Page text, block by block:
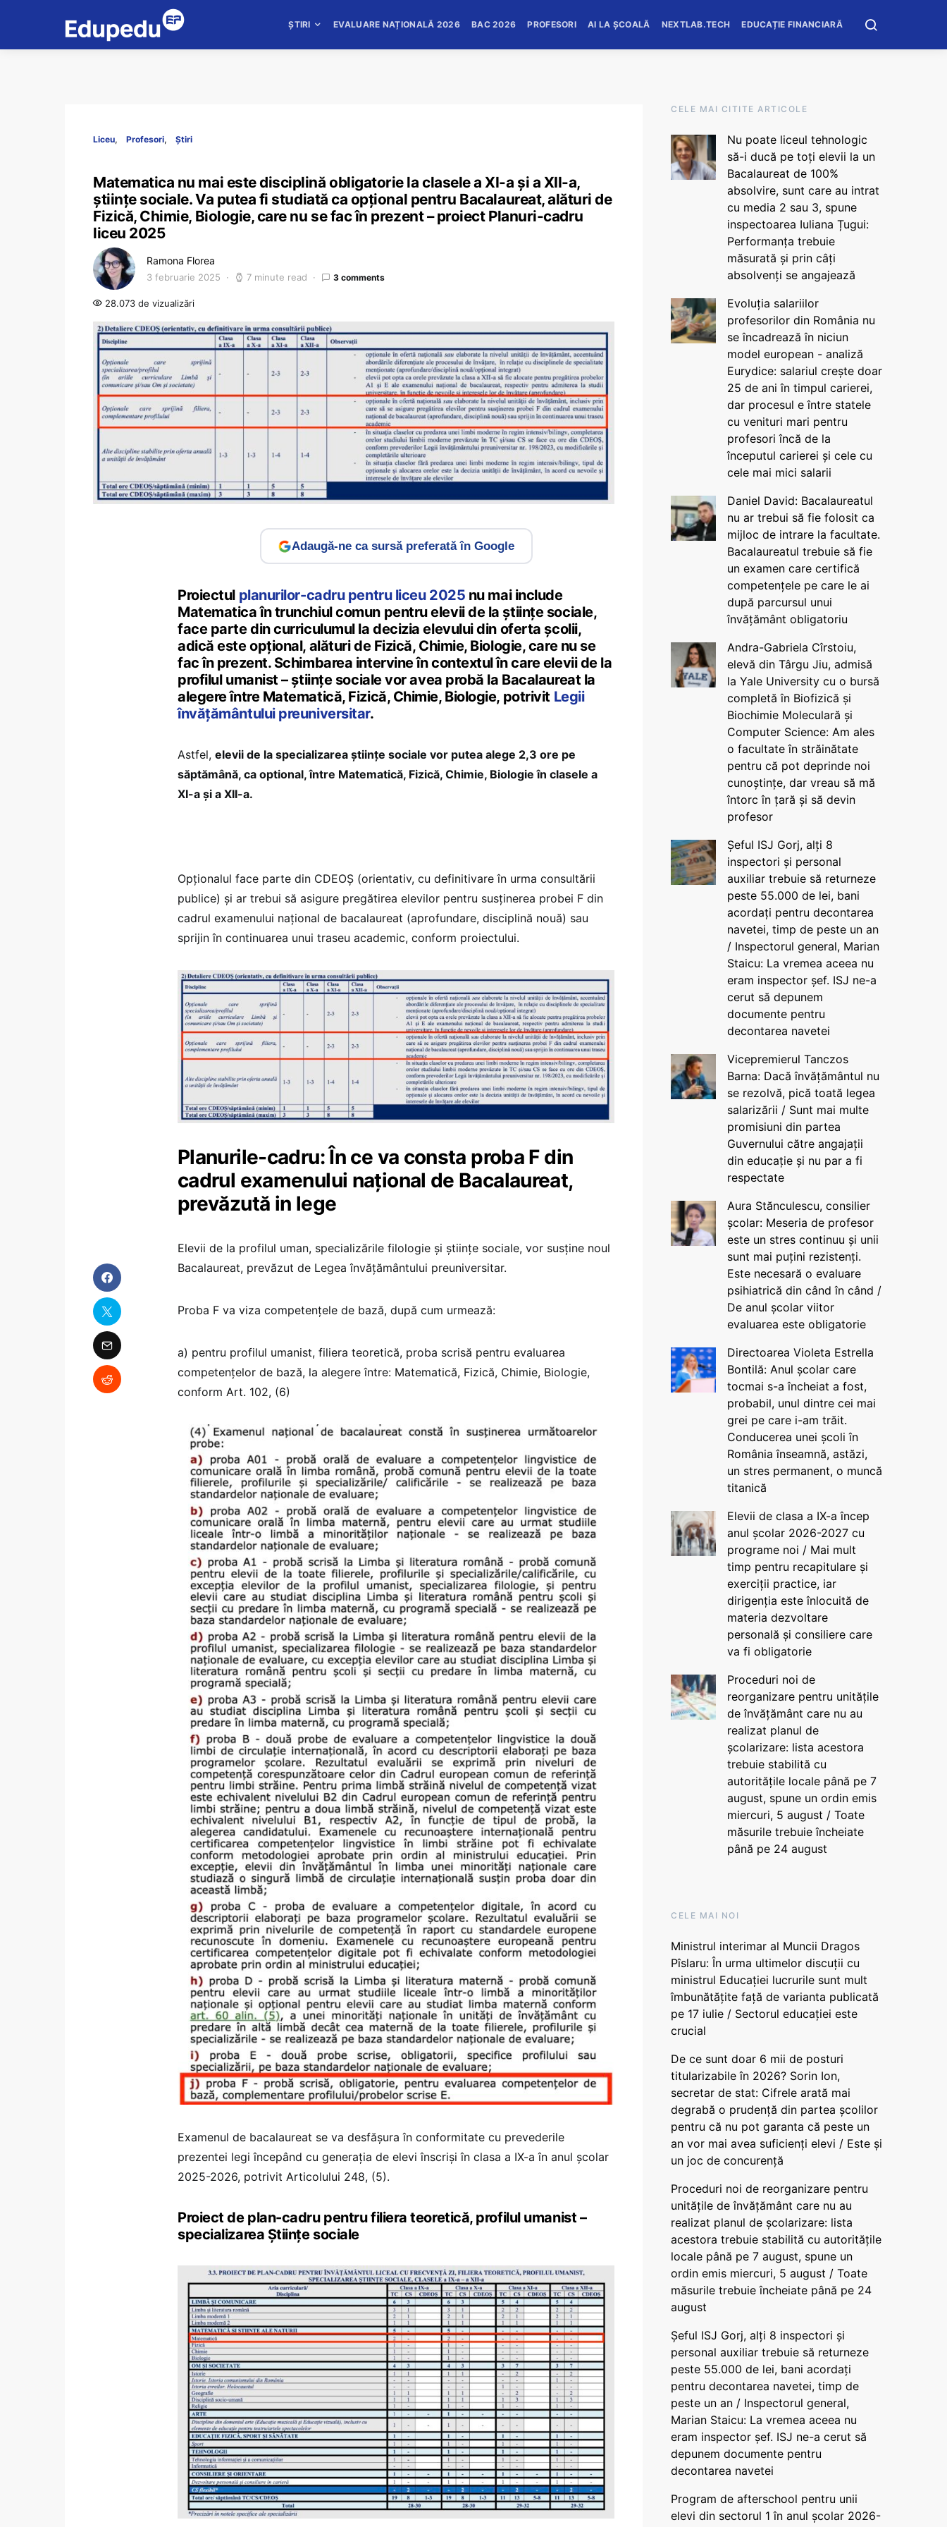
ȘTIRI EVALUARE NAȚIONALĂ 2026 BAC 2026 PROFESORI AI LA ȘCOALĂ NEXTLAB.TECH EDUCAȚIE FINANCIARĂ
Liceu Profesori Știri
Matematica nu mai este disciplină obligatorie la clasele a XI-a și a XII-a,
științe sociale. Va putea fi studiată ca opțional pentru Bacalaureat, alături de
Fizică, Chimie, Biologie, care nu se fac în prezent – proiect Planuri-cadru
liceu 2025
Ramona Florea
3 februarie 2025 7 minute read 3 comments
28.073 de vizualizări
Adaugă-ne ca sursă preferată în Google
Proiectul planurilor-cadru pentru liceu 2025 nu mai include
Matematica în trunchiul comun pentru elevii de la științe sociale,
face parte din curriculumul la decizia elevului din oferta școlii,
adică este opțional, alături de Fizică, Chimie, Biologie, care nu se
fac în prezent. Schimbarea intervine în contextul în care elevii de la
profilul umanist – științe sociale vor avea probă la Bacalaureat la
alegere între Matematică, Fizică, Chimie, Biologie, potrivit Legii
învățământului preuniversitar.
Astfel, elevii de la specializarea științe sociale vor putea alege 2,3 ore pe
săptămână, ca optional, între Matematică, Fizică, Chimie, Biologie în clasele a
XI-a și a XII-a.
Opționalul face parte din CDEOȘ (orientativ, cu definitivare în urma consultării
publice) și ar trebui să asigure pregătirea elevilor pentru susținerea probei F din
cadrul examenului național de bacalaureat (aprofundare, disciplină nouă) sau
sprijin în continuarea unui traseu academic, conform proiectului.
Planurile-cadru: În ce va consta proba F din
cadrul examenului național de Bacalaureat,
prevăzută in lege
Elevii de la profilul uman, specializările filologie și științe sociale, vor susține noul
Bacalaureat, prevăzut de Legea învățământului preuniversitar.
Proba F va viza competențele de bază, după cum urmează:
a) pentru profilul umanist, filiera teoretică, proba scrisă pentru evaluarea
competențelor de bază, la alegere între: Matematică, Fizică, Chimie, Biologie,
conform Art. 102, (6)
Examenul de bacalaureat se va desfășura în conformitate cu prevederile
prezentei legi începând cu generația de elevi înscriși în clasa a IX-a în anul școlar
2025-2026, potrivit Articolului 248, (5).
Proiect de plan-cadru pentru filiera teoretică, profilul umanist –
specializarea Științe sociale
CELE MAI CITITE ARTICOLE
Nu poate liceul tehnologic
să-i ducă pe toți elevii la un
Bacalaureat de 100%
absolvire, sunt care au intrat
cu media 2 sau 3, spune
inspectoarea Iuliana Țugui:
Performanța trebuie
măsurată și prin câți
absolvenți se angajează
Evoluția salariilor
profesorilor din România nu
se încadrează în niciun
model european - analiză
Eurydice: salariul crește doar
25 de ani în timpul carierei,
dar procesul e între statele
cu venituri mari pentru
profesori încă de la
începutul carierei și cele cu
cele mai mici salarii
Daniel David: Bacalaureatul
nu ar trebui să fie folosit ca
mijloc de intrare la facultate.
Bacalaureatul trebuie să fie
un examen care certifică
competențele pe care le ai
după parcursul unui
învățământ obligatoriu
Andra-Gabriela Cîrstoiu,
elevă din Târgu Jiu, admisă
la Yale University cu o bursă
completă în Biofizică și
Biochimie Moleculară și
Computer Science: Am ales
o facultate în străinătate
pentru că pot deprinde noi
cunoștințe, dar vreau să mă
întorc în țară și să devin
profesor
Șeful ISJ Gorj, alți 8
inspectori și personal
auxiliar trebuie să returneze
peste 55.000 de lei, bani
acordați pentru decontarea
navetei, timp de peste un an
/ Inspectorul general, Marian
Staicu: La vremea aceea nu
eram inspector șef. ISJ ne-a
cerut să depunem
documente pentru
decontarea navetei
Vicepremierul Tanczos
Barna: Dacă învățământul nu
se rezolvă, pică toată legea
salarizării / Sunt mai multe
promisiuni din partea
Guvernului către angajații
din educație și nu par a fi
respectate
Aura Stănculescu, consilier
școlar: Meseria de profesor
este un stres continuu și unii
sunt mai puțini rezistenți.
Este necesară o evaluare
psihiatrică din când în când /
De anul școlar viitor
evaluarea este obligatorie
Directoarea Violeta Estrella
Bontilă: Anul școlar care
tocmai s-a încheiat a fost,
probabil, unul dintre cei mai
grei pe care i-am trăit.
Conducerea unei școli în
România înseamnă, astăzi,
un stres permanent, o muncă
titanică
Elevii de clasa a IX-a încep
anul școlar 2026-2027 cu
programe noi / Mai mult
timp pentru recapitulare și
exerciții practice, iar
dirigenția este înlocuită de
materia dezvoltare
personală și consiliere care
va fi obligatorie
Proceduri noi de
reorganizare pentru unitățile
de învățământ care nu au
realizat planul de
școlarizare: lista acestora
trebuie stabilită cu
autoritățile locale până pe 7
august, spune un ordin emis
miercuri, 5 august / Toate
măsurile trebuie încheiate
până pe 24 august
CELE MAI NOI
Ministrul interimar al Muncii Dragos
Pîslaru: În urma ultimelor discuții cu
ministrul Educației lucrurile sunt mult
îmbunătățite față de varianta publicată
pe 17 iulie / Sectorul educației este
crucial
De ce sunt doar 6 mii de posturi
titularizabile în 2026? Sorin Ion,
secretar de stat: Cifrele arată mai
degrabă o prudență din partea școlilor
pentru că nu pot garanta că peste un
an vor mai avea suficienți elevi / Este și
un joc de concurență
Proceduri noi de reorganizare pentru
unitățile de învățământ care nu au
realizat planul de școlarizare: lista
acestora trebuie stabilită cu autoritățile
locale până pe 7 august, spune un
ordin emis miercuri, 5 august / Toate
măsurile trebuie încheiate până pe 24
august
Șeful ISJ Gorj, alți 8 inspectori și
personal auxiliar trebuie să returneze
peste 55.000 de lei, bani acordați
pentru decontarea navetei, timp de
peste un an / Inspectorul general,
Marian Staicu: La vremea aceea nu
eram inspector șef. ISJ ne-a cerut să
depunem documente pentru
decontarea navetei
Program de afterschool pentru unii
elevi din sectorul 1 în anul școlar 2026-